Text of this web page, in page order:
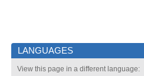
LANGUAGES
View this page in a different language: